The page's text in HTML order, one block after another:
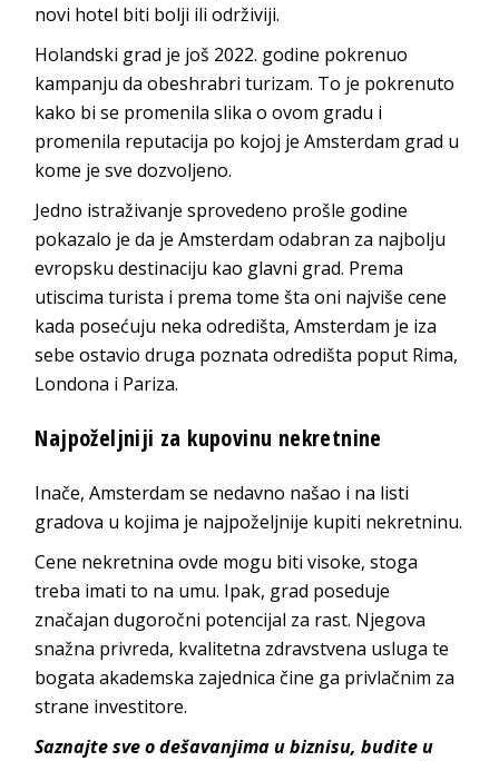
novi hotel biti bolji ili održiviji.
Holandski grad je još 2022. godine pokrenuo
kampanju da obeshrabri turizam. To je pokrenuto
kako bi se promenila slika o ovom gradu i
promenila reputacija po kojoj je Amsterdam grad u
kome je sve dozvoljeno.
Jedno istraživanje sprovedeno prošle godine
pokazalo je da je Amsterdam odabran za najbolju
evropsku destinaciju kao glavni grad. Prema
utiscima turista i prema tome šta oni najviše cene
kada posećuju neka odredišta, Amsterdam je iza
sebe ostavio druga poznata odredišta poput Rima,
Londona i Pariza.
Najpoželjniji za kupovinu nekretnine
Inače, Amsterdam se nedavno našao i na listi
gradova u kojima je najpoželjnije kupiti nekretninu.
Cene nekretnina ovde mogu biti visoke, stoga
treba imati to na umu. Ipak, grad poseduje
značajan dugoročni potencijal za rast. Njegova
snažna privreda, kvalitetna zdravstvena usluga te
bogata akademska zajednica čine ga privlačnim za
strane investitore.
Saznajte sve o dešavanjima u biznisu, budite u